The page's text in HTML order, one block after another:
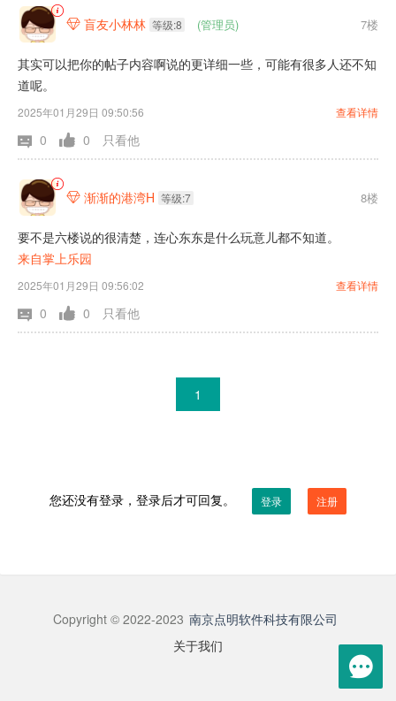
 盲友小林林 等级:8 (管理员) 7楼
其实可以把你的帖子内容啊说的更详细一些，可能有很多人还不知
道呢。
2025年01月29日 09:50:56 查看详情
0 0 只看他
 渐渐的港湾H 等级:7 8楼
要不是六楼说的很清楚，连心东东是什么玩意儿都不知道。
来自掌上乐园
2025年01月29日 09:56:02 查看详情
0 0 只看他
1
您还没有登录，登录后才可回复。 登录 注册
Copyright © 2022-2023 南京点明软件科技有限公司
关于我们
